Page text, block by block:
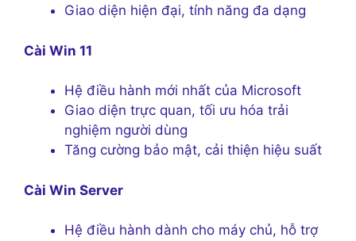
Giao diện hiện đại, tính năng đa dạng
Cài Win 11
Hệ điều hành mới nhất của Microsoft
Giao diện trực quan, tối ưu hóa trải
nghiệm người dùng
Tăng cường bảo mật, cải thiện hiệu suất
Cài Win Server
Hệ điều hành dành cho máy chủ, hỗ trợ